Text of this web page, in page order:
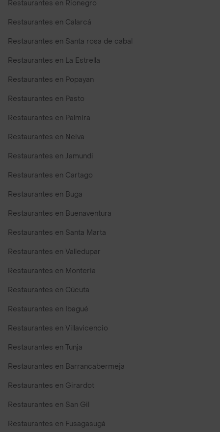
Restaurantes en Rionegro
Restaurantes en Calarcá
Restaurantes en Santa rosa de cabal
Restaurantes en La Estrella
Restaurantes en Popayan
Restaurantes en Pasto
Restaurantes en Palmira
Restaurantes en Neiva
Restaurantes en Jamundi
Restaurantes en Cartago
Restaurantes en Buga
Restaurantes en Buenaventura
Restaurantes en Santa Marta
Restaurantes en Valledupar
Restaurantes en Monteria
Restaurantes en Cúcuta
Restaurantes en Ibagué
Restaurantes en Villavicencio
Restaurantes en Tunja
Restaurantes en Barrancabermeja
Restaurantes en Girardot
Restaurantes en San Gil
Restaurantes en Fusagasugá